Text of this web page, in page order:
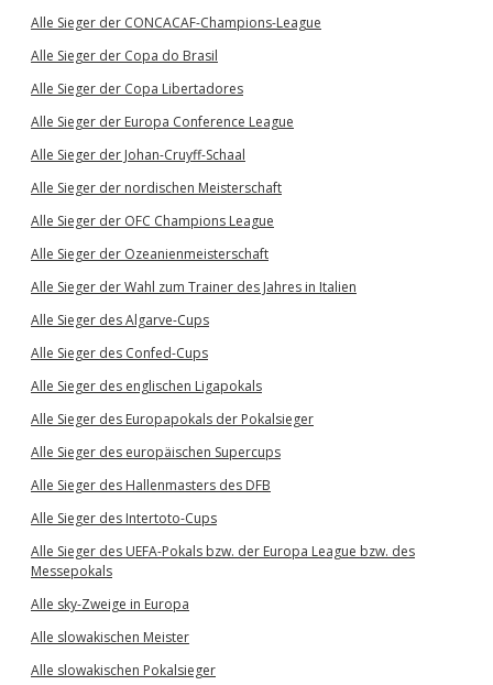
Alle Sieger der CONCACAF-Champions-League
Alle Sieger der Copa do Brasil
Alle Sieger der Copa Libertadores
Alle Sieger der Europa Conference League
Alle Sieger der Johan-Cruyff-Schaal
Alle Sieger der nordischen Meisterschaft
Alle Sieger der OFC Champions League
Alle Sieger der Ozeanienmeisterschaft
Alle Sieger der Wahl zum Trainer des Jahres in Italien
Alle Sieger des Algarve-Cups
Alle Sieger des Confed-Cups
Alle Sieger des englischen Ligapokals
Alle Sieger des Europapokals der Pokalsieger
Alle Sieger des europäischen Supercups
Alle Sieger des Hallenmasters des DFB
Alle Sieger des Intertoto-Cups
Alle Sieger des UEFA-Pokals bzw. der Europa League bzw. des
Messepokals
Alle sky-Zweige in Europa
Alle slowakischen Meister
Alle slowakischen Pokalsieger